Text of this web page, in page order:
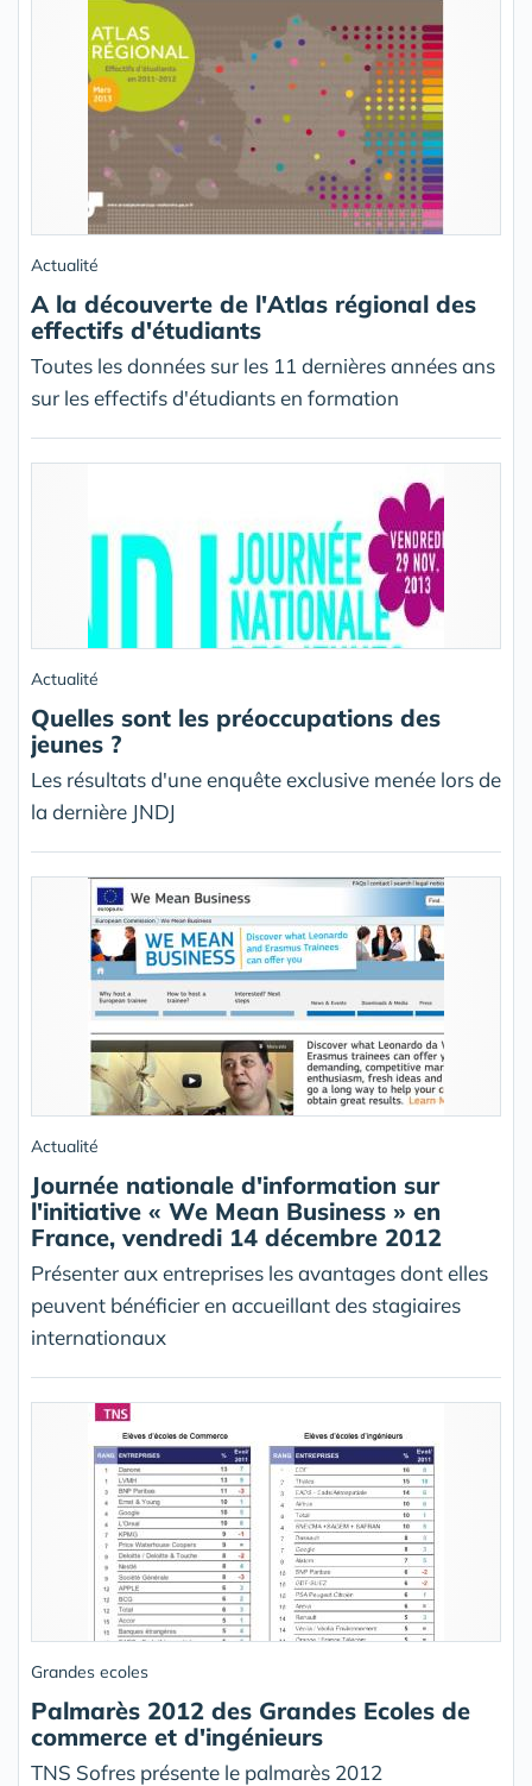
Actualité
A la découverte de l'Atlas régional des
effectifs d'étudiants
Toutes les données sur les 11 dernières années ans
sur les effectifs d'étudiants en formation
Actualité
Quelles sont les préoccupations des
jeunes ?
Les résultats d'une enquête exclusive menée lors de
la dernière JNDJ
Actualité
Journée nationale d'information sur
l'initiative « We Mean Business » en
France, vendredi 14 décembre 2012
Présenter aux entreprises les avantages dont elles
peuvent bénéficier en accueillant des stagiaires
internationaux
Grandes ecoles
Palmarès 2012 des Grandes Ecoles de
commerce et d'ingénieurs
TNS Sofres présente le palmarès 2012